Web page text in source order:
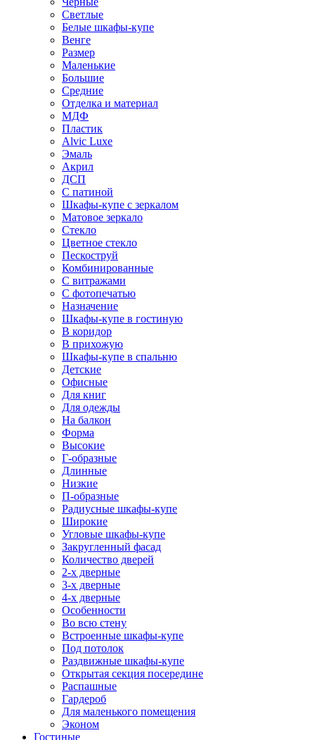
Светлые
Белые шкафы-купе
Венге
Размер
Маленькие
Большие
Средние
Отделка и материал
МДФ
Пластик
Alvic Luxe
Эмаль
Акрил
ДСП
С патиной
Шкафы-купе с зеркалом
Матовое зеркало
Стекло
Цветное стекло
Пескоструй
Комбинированные
С витражами
С фотопечатью
Назначение
Шкафы-купе в гостиную
В коридор
В прихожую
Шкафы-купе в спальню
Детские
Офисные
Для книг
Для одежды
На балкон
Форма
Высокие
Г-образные
Длинные
Низкие
П-образные
Радиусные шкафы-купе
Широкие
Угловые шкафы-купе
Закругленный фасад
Количество дверей
2-х дверные
3-х дверные
4-х дверные
Особенности
Во всю стену
Встроенные шкафы-купе
Под потолок
Раздвижные шкафы-купе
Открытая секция посередине
Распашные
Гардероб
Для маленького помещения
Эконом
Гостиные